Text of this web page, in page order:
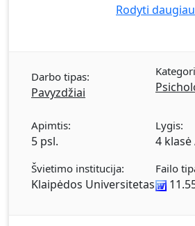
metu fiksuota informacija.
perspektyvos: ko turėtų būti
metodus galima panaudoti.
Rodyti daugiau
Darbo tipas:
Pavyzdžiai
Apimtis:
5 psl.
Lygis:
4
Švietimo institucija:
Klaipėdos Universitetas
Failo